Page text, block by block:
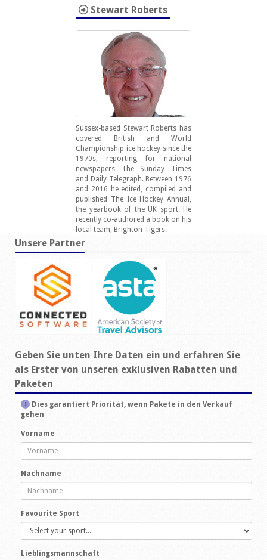
Stewart Roberts
Sussex-based Stewart Roberts has
covered British and World
Championship ice hockey since the
1970s, reporting for national
newspapers The Sunday Times
and Daily Telegraph. Between 1976
and 2016 he edited, compiled and
published The Ice Hockey Annual,
the yearbook of the UK sport. He
recently co-authored a book on his
local team, Brighton Tigers.
Unsere Partner
Geben Sie unten Ihre Daten ein und erfahren Sie
als Erster von unseren exklusiven Rabatten und
Paketen
Dies garantiert Priorität, wenn Pakete in den Verkauf
gehen
Vorname
Nachname
Favourite Sport
Lieblingsmannschaft